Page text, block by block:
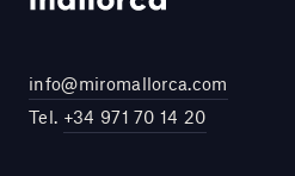
info@miromallorca.com
Tel. +34 971 70 14 20